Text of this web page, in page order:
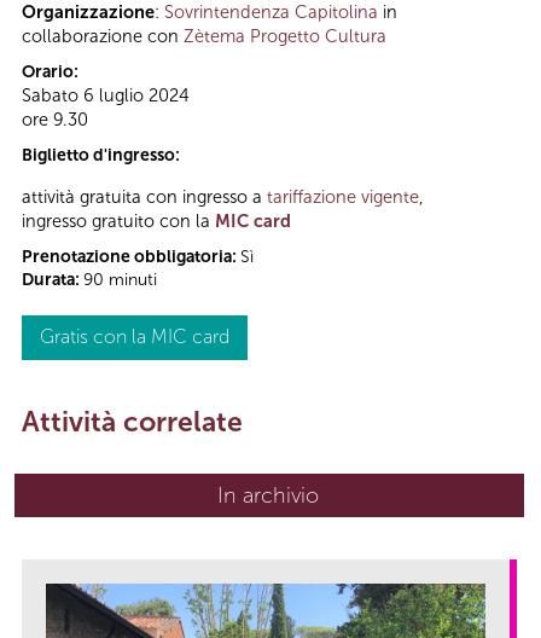
Organizzazione: Sovrintendenza Capitolina in
collaborazione con Zètema Progetto Cultura
Orario:
Sabato 6 luglio 2024
ore 9.30
Biglietto d'ingresso:
attività gratuita con ingresso a tariffazione vigente,
ingresso gratuito con la MIC card
Prenotazione obbligatoria: Sì
Durata: 90 minuti
Gratis con la MIC card
Attività correlate
In archivio